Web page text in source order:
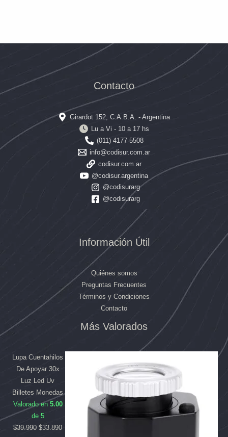
Contacto
Girardot 152, C.A.B.A. - Argentina
Lu a Vi - 10 a 17 hs
(011) 4177-5508
info@codisur.com.ar
codisur.com.ar
@codisur.argentina
@codisurarg
@codisurarg
Información Útil
Quiénes somos
Preguntas Frecuentes
Términos y Condiciones
Contacto
Más Valorados
Lupa Cuentahilos
De Apoyar 30x
Luz Led Uv
Billetes Monedas
Valorado en 5.00
de 5
$39.990
era:
$39.990.
$33.890
es:
era:
$169.990.
es:
$158.090.